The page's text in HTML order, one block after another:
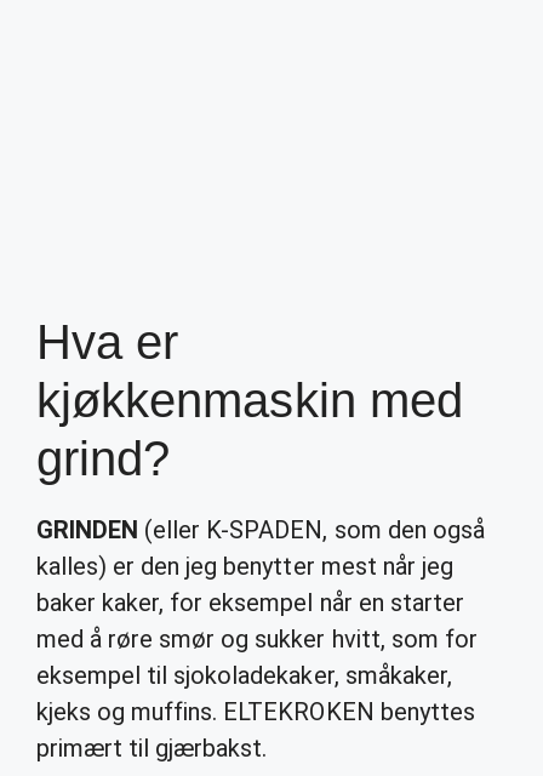
Hva er
kjøkkenmaskin med
grind?
GRINDEN (eller K-SPADEN, som den også
kalles) er den jeg benytter mest når jeg
baker kaker, for eksempel når en starter
med å røre smør og sukker hvitt, som for
eksempel til sjokoladekaker, småkaker,
kjeks og muffins. ELTEKROKEN benyttes
primært til gjærbakst.